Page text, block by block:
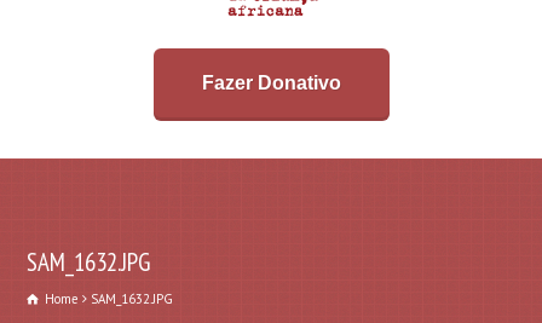
Fazer Donativo
SAM_1632.JPG
Home SAM_1632.JPG